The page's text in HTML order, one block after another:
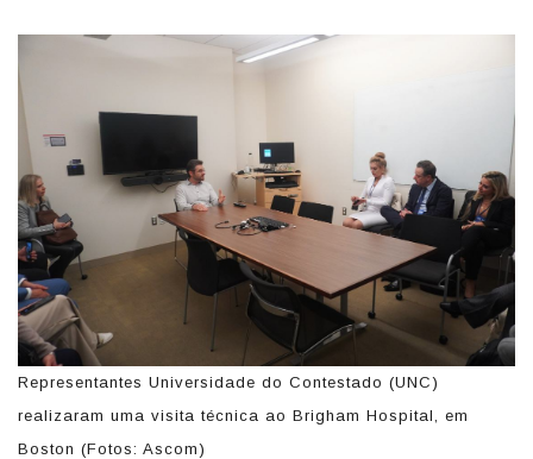
Representantes Universidade do Contestado (UNC)
realizaram uma visita técnica ao Brigham Hospital, em
Boston (Fotos: Ascom)